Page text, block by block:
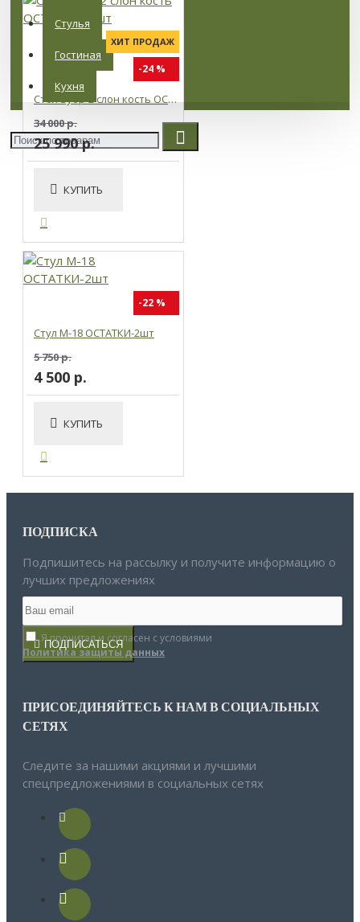
Стулья
Гостиная
Кухня
ХИТ ПРОДАЖ
-24 %
Стол Зубр-2 слон кость ОСТАТКИ -1шт
34 000 р.
25 990 р.
КУПИТЬ
-22 %
Стул М-18 ОСТАТКИ-2шт
5 750 р.
4 500 р.
КУПИТЬ
ПОДПИСКА
Подпишитесь на рассылку и получите информацию о
лучших предложениях
ПОДПИСАТЬСЯ
Я прочитал и согласен с условиями
Политика защиты данных
ПРИСОЕДИНЯЙТЕСЬ К НАМ В СОЦИАЛЬНЫХ
СЕТЯХ
Следите за нашими акциями и лучшими
спецпредложениями в социальных сетях